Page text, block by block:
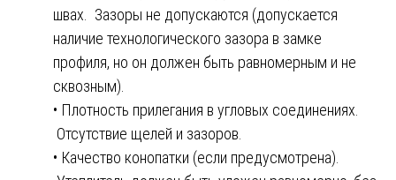
швах. Зазоры не допускаются (допускается
наличие технологического зазора в замке
профиля, но он должен быть равномерным и не
сквозным).
• Плотность прилегания в угловых соединениях.
Отсутствие щелей и зазоров.
• Качество конопатки (если предусмотрена).